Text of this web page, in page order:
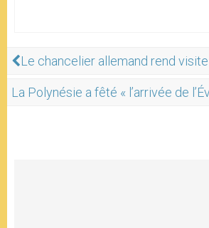
Le chancelier allemand rend
La Polynésie a fêté « l’arrivée de